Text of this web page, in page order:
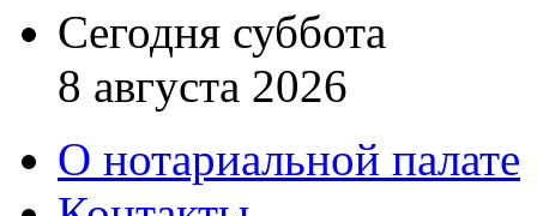
Сегодня суббота
8 августа 2026
О нотариальной палате